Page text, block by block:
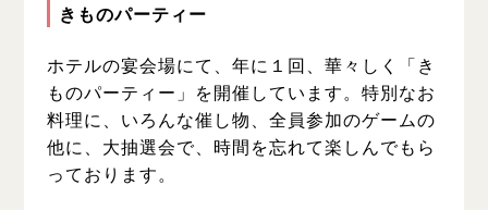
きものパーティー
ホテルの宴会場にて、年に１回、華々しく「き
ものパーティー」を開催しています。特別なお
料理に、いろんな催し物、全員参加のゲームの
他に、大抽選会で、時間を忘れて楽しんでもら
っております。